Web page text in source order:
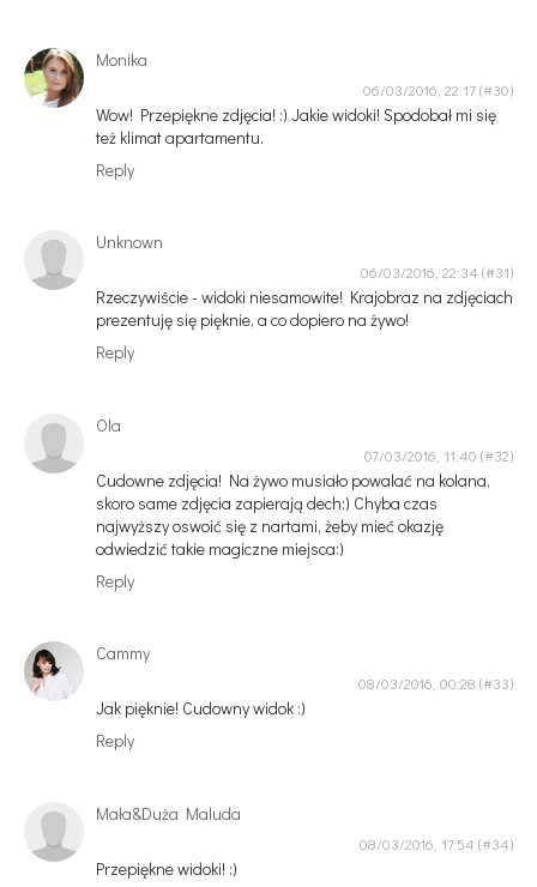
Monika
06/03/2016, 22:17
Wow! Przepiękne zdjęcia! :) Jakie widoki! Spodobał mi się
też klimat apartamentu.
Reply
Unknown
06/03/2016, 22:34
Rzeczywiście - widoki niesamowite! Krajobraz na zdjęciach
prezentuję się pięknie, a co dopiero na żywo!
Reply
Ola
07/03/2016, 11:40
Cudowne zdjęcia! Na żywo musiało powalać na kolana,
skoro same zdjęcia zapierają dech:) Chyba czas
najwyższy oswoić się z nartami, żeby mieć okazję
odwiedzić takie magiczne miejsca:)
Reply
Cammy
08/03/2016, 00:28
Jak pięknie! Cudowny widok :)
Reply
Mała&Duża Maluda
08/03/2016, 17:54
Przepiękne widoki! :)